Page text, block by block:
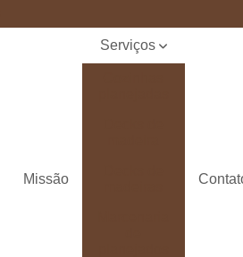
Missão
Serviços